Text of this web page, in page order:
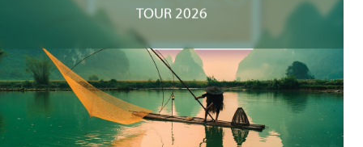
TOUR 2026